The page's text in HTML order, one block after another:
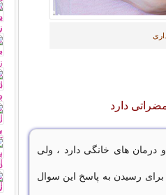
دارد
درمان های خانگی دارد ، ولی
رسیدن به پاسخ این سوال